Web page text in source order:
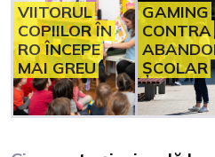
VIITORUL
COPIILOR ÎN
RO ÎNCEPE
MAI GREU
GAMING
CONTRA
ȘCOLAR